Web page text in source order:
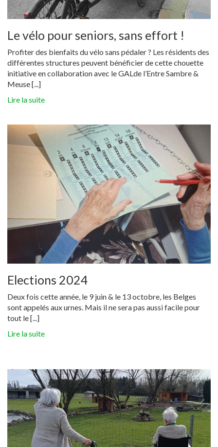
Le vélo pour seniors, sans effort !
Profiter des bienfaits du vélo sans pédaler ? Les résidents des
différentes structures peuvent bénéficier de cette chouette
initiative en collaboration avec le GALde l’Entre Sambre &
Meuse [...]
Lire la suite
Elections 2024
Deux fois cette année, le 9 juin & le 13 octobre, les Belges
sont appelés aux urnes. Mais il ne sera pas aussi facile pour
tout le [...]
Lire la suite